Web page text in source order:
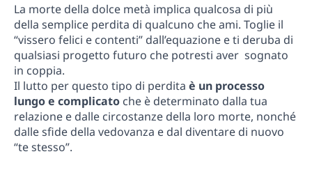
La morte della dolce metà implica qualcosa di più
della semplice perdita di qualcuno che ami. Toglie il
“vissero felici e contenti” dall’equazione e ti deruba di
qualsiasi progetto futuro che potresti aver sognato
in coppia.
Il lutto per questo tipo di perdita è un processo
lungo e complicato che è determinato dalla tua
relazione e dalle circostanze della loro morte, nonché
dalle sfide della vedovanza e dal diventare di nuovo
“te stesso”.